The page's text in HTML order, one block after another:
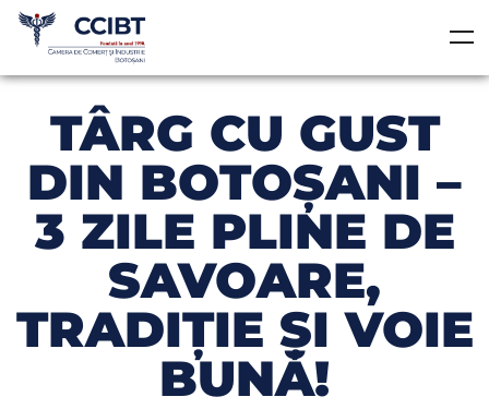
TÂRG CU GUST
DIN BOTOȘANI –
3 ZILE PLINE DE
SAVOARE,
TRADIȚIE ȘI VOIE
BUNĂ!